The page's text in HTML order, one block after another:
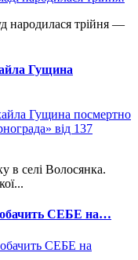
народилася трійня —
Гущина
в селі Волосянка.
СЕБЕ на…